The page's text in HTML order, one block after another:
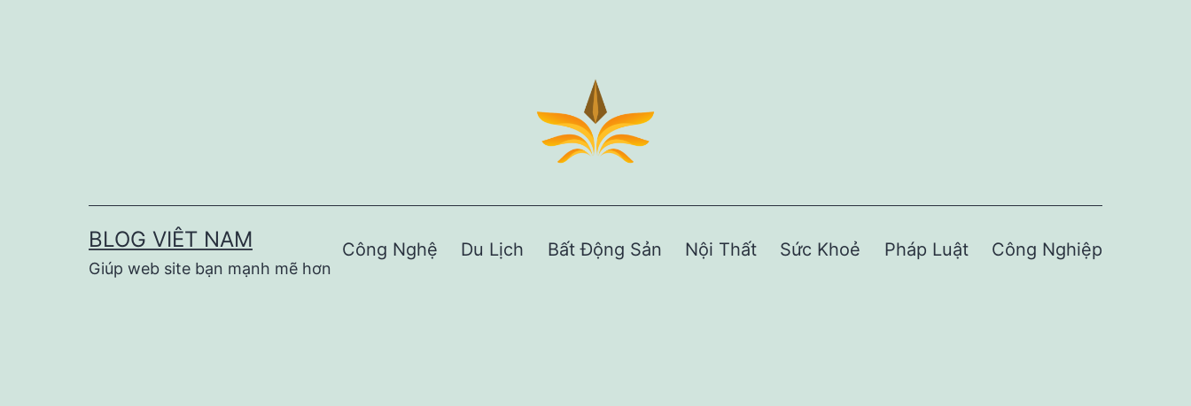
BLOG VIÊT NAM
Giúp web site bạn mạnh mẽ hơn
Công Nghệ Du Lịch Bất Động Sản Nội Thất Sức Khoẻ Pháp Luật Công Nghiệp